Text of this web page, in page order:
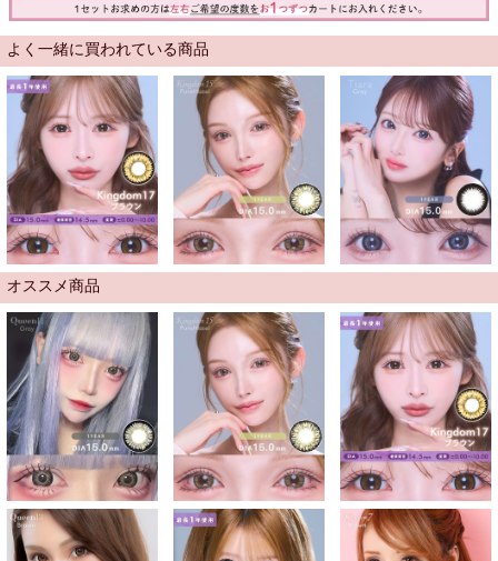
よく一緒に買われている商品
オススメ商品